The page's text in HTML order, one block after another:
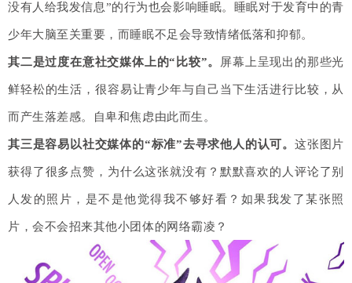
没有人给我发信息”的行为也会影响睡眠。睡眠对于发育中的青
少年大脑至关重要，而睡眠不足会导致情绪低落和抑郁。
其二是过度在意社交媒体上的“比较”。 屏幕上呈现出的那些光
鲜轻松的生活，很容易让青少年与自己当下生活进行比较，从
而产生落差感。自卑和焦虑由此而生。
其三是容易以社交媒体的“标准”去寻求他人的认可。这张图片
获得了很多点赞，为什么这张就没有？默默喜欢的人评论了别
人发的照片，是不是他觉得我不够好看？如果我发了某张照
片，会不会招来其他小团体的网络霸凌？